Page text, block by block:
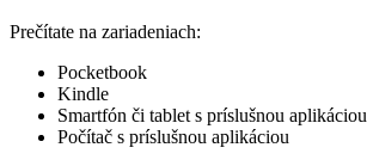
Prečítate na zariadeniach:
Pocketbook
Kindle
Smartfón či tablet s príslušnou aplikáciou
Počítač s príslušnou aplikáciou